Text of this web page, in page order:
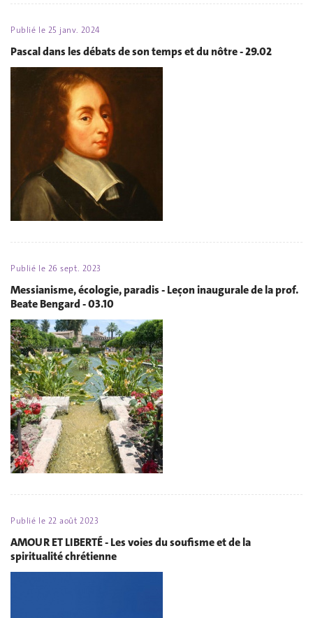
Publié le 25 janv. 2024
Pascal dans les débats de son temps et du nôtre - 29.02
Publié le 26 sept. 2023
Messianisme, écologie, paradis - Leçon inaugurale de la prof.
Beate Bengard - 03.10
Publié le 22 août 2023
AMOUR ET LIBERTÉ - Les voies du soufisme et de la
spiritualité chrétienne